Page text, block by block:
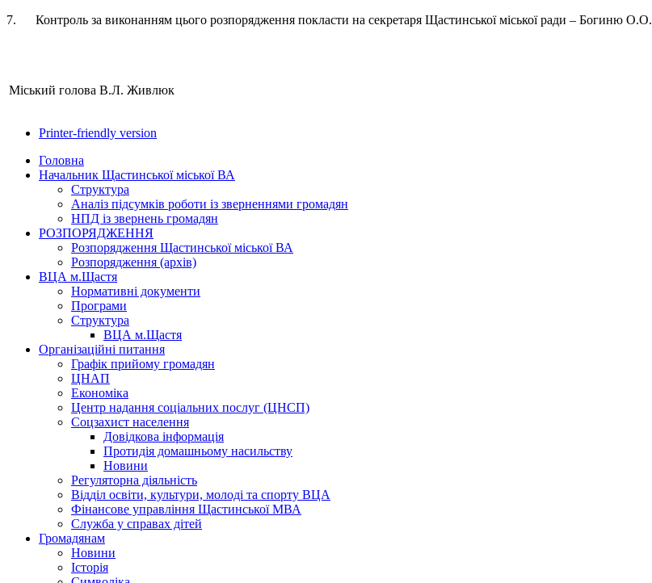
7. Контроль за виконанням цього розпорядження покласти на секретаря Щастинської міської ради – Богиню О.О.
Міський голова В.Л. Живлюк
Printer-friendly version
Головна
Начальник Щастинської міської ВА
Структура
Аналіз підсумків роботи із зверненнями громадян
НПД із звернень громадян
РОЗПОРЯДЖЕННЯ
Розпорядження Щастинської міської ВА
Розпорядження (архів)
ВЦА м.Щастя
Нормативні документи
Програми
Структура
ВЦА м.Щастя
Організаційні питання
Графік прийому громадян
ЦНАП
Економіка
Центр надання соціальних послуг (ЦНСП)
Соцзахист населення
Довідкова інформація
Протидія домашньому насильству
Новини
Регуляторна діяльність
Відділ освіти, культури, молоді та спорту ВЦА
Фінансове управління Щастинської МВА
Служба у справах дітей
Громадянам
Новини
Історія